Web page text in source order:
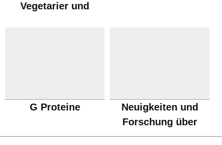
Vegetarier und
G Proteine
Neuigkeiten und
Forschung über
Proteine